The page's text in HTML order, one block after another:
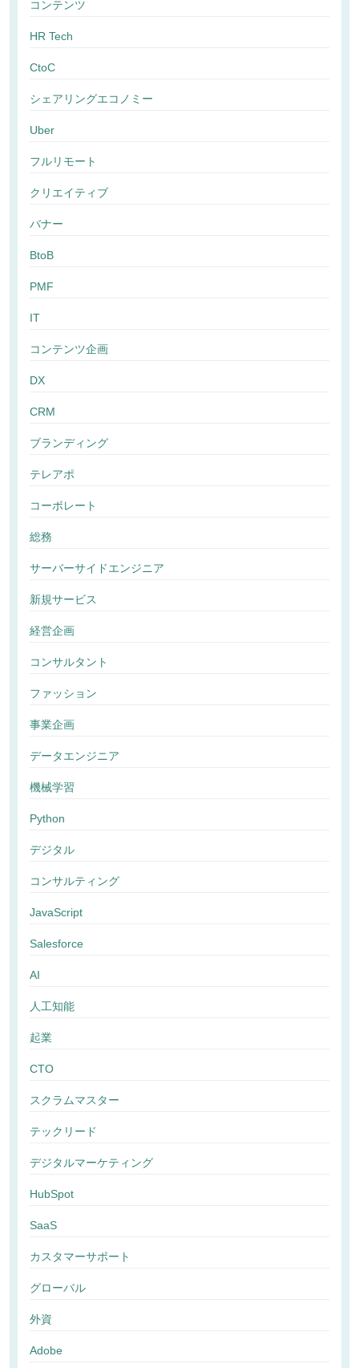
コンテンツ
HR Tech
CtoC
シェアリングエコノミー
Uber
フルリモート
クリエイティブ
バナー
BtoB
PMF
IT
コンテンツ企画
DX
CRM
ブランディング
テレアポ
コーポレート
総務
サーバーサイドエンジニア
新規サービス
経営企画
コンサルタント
ファッション
事業企画
データエンジニア
機械学習
Python
デジタル
コンサルティング
JavaScript
Salesforce
AI
人工知能
起業
CTO
スクラムマスター
テックリード
デジタルマーケティング
HubSpot
SaaS
カスタマーサポート
グローバル
外資
Adobe